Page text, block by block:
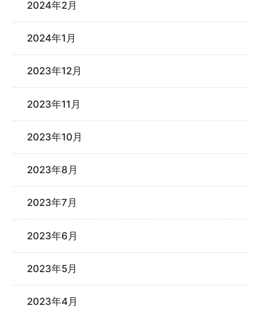
2024年2月
2024年1月
2023年12月
2023年11月
2023年10月
2023年8月
2023年7月
2023年6月
2023年5月
2023年4月